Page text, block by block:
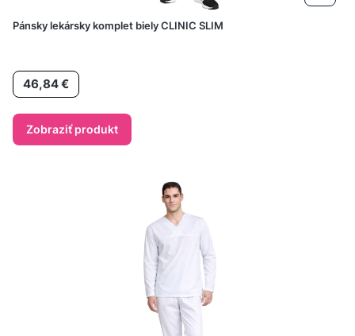
Pánsky lekársky komplet biely CLINIC SLIM
Cena
46,84 €
Zobraziť produkt